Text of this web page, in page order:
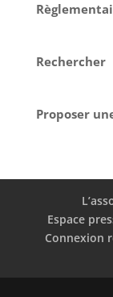
Rechercher
Proposer
Espace
Connexion